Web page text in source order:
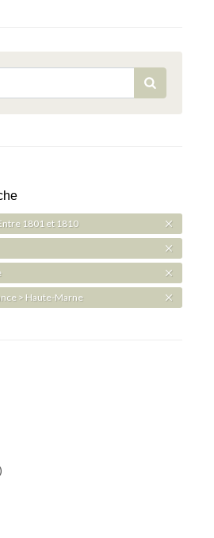
1801 et 1810
> Haute-Marne
)